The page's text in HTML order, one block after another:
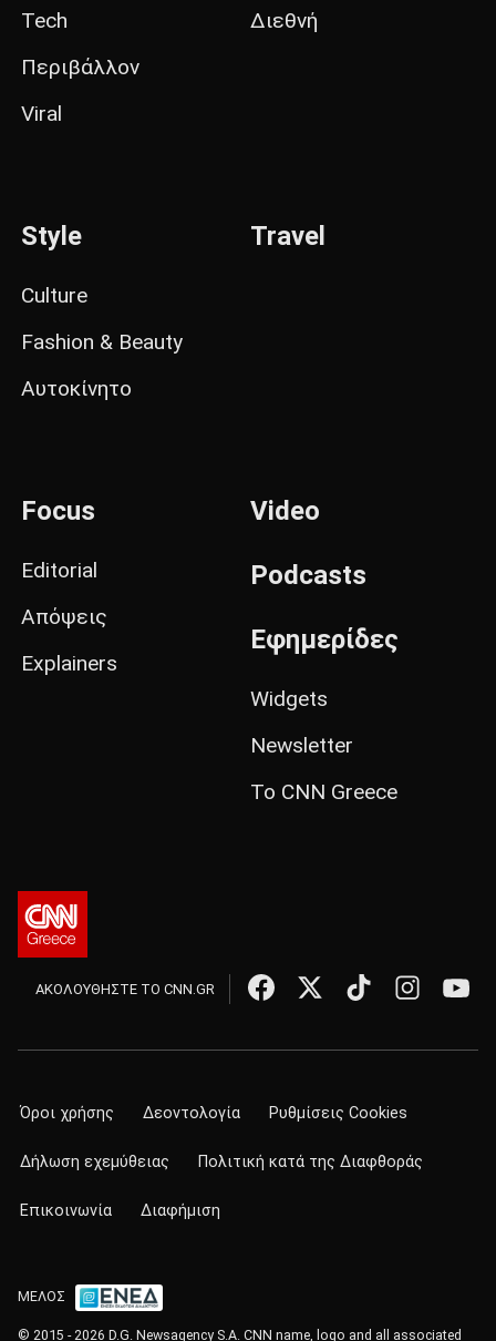
Tech
Περιβάλλον
Viral
Διεθνή
Style
Culture
Fashion & Beauty
Αυτοκίνητο
Travel
Focus
Editorial
Απόψεις
Explainers
Video
Podcasts
Εφημερίδες
Widgets
Newsletter
Το CNN Greece
ΑΚΟΛΟΥΘΗΣΤΕ ΤΟ CNN.GR
Όροι χρήσης Δεοντολογία Ρυθμίσεις Cookies
Δήλωση εχεμύθειας Πολιτική κατά της Διαφθοράς
Επικοινωνία Διαφήμιση
ΜΕΛΟΣ
© 2015 - 2026 D.G. Newsagency S.A. CNN name, logo and all associated